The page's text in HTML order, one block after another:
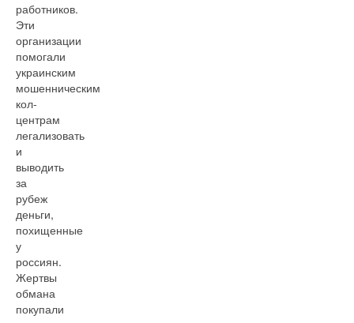
работников.
Эти
организации
помогали
украинским
мошенническим
кол-
центрам
легализовать
и
выводить
за
рубеж
деньги,
похищенные
у
россиян.
Жертвы
обмана
покупали